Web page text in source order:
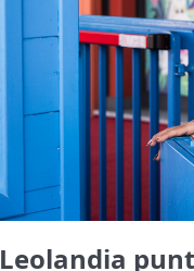
Leolandia